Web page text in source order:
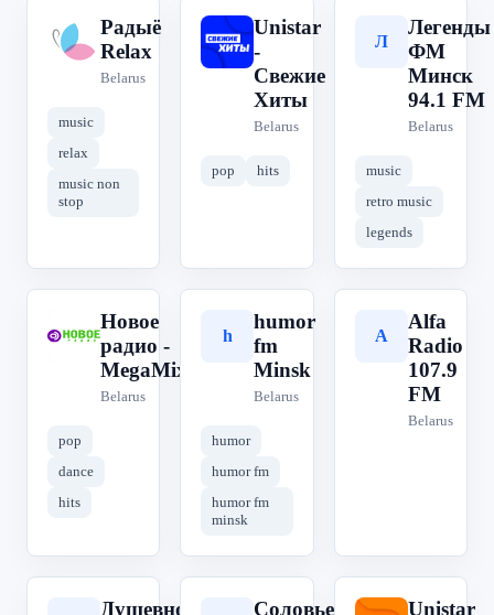
Р
Радыё
Relax
Belarus
music
relax
music non
stop
U
Unistar
-
Свежие
Хиты
Belarus
pop hits
Л
Легенды
ФМ
Минск
94.1 FM
Belarus
music
retro music
legends
Н
Новое
радио -
MegaMix
Belarus
pop
dance
hits
h
humor
fm
Minsk
Belarus
humor
humor fm
humor fm
minsk
A
Alfa
Radio
107.9
FM
Belarus
Душевное
Соловьев
Unistar